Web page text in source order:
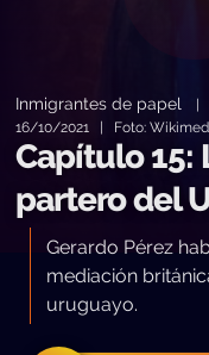
Inmigrantes de papel
16/10/2021 | Foto:
Capítulo 15:
partero del
Gerardo Pérez
mediación
uruguayo.